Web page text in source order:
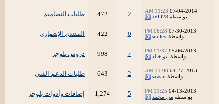
07-04-2014
11:23 AM
بواسطة kolli28
2
472 طلبات التصاميم
07-30-2013
06:28 PM
بواسطة smiley
0
422 المنتدى الإشهاري
05-06-2013
01:37 PM
بواسطة أبو خالد 7
998 دروس بلوجر
04-27-2013
11:08 AM
بواسطة sawan
2
643 طلبات الدعم الفني
04-13-2013
11:25 PM
بواسطة مى محمد 5
1,274 إضافات وأدوات بلوجر